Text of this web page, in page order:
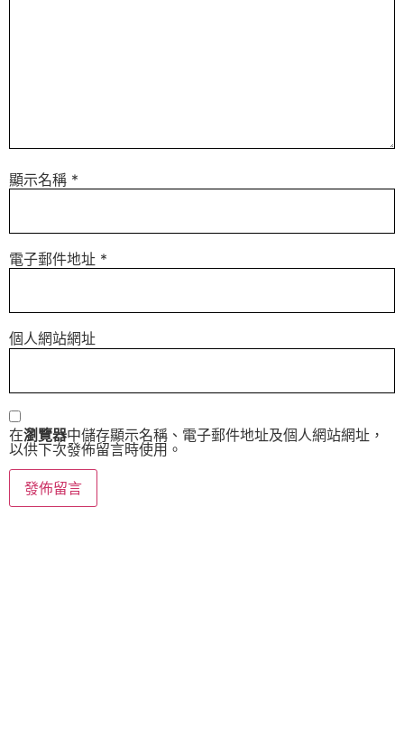
顯示名稱 *
電子郵件地址 *
個人網站網址
在瀏覽器中儲存顯示名稱、電子郵件地址及個人網站網址，
以供下次發佈留言時使用。